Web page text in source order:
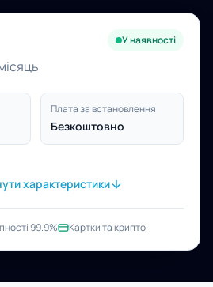
У наявності
Плата за встановлення
Безкоштовно
характеристики
99.9% Картки та крипто